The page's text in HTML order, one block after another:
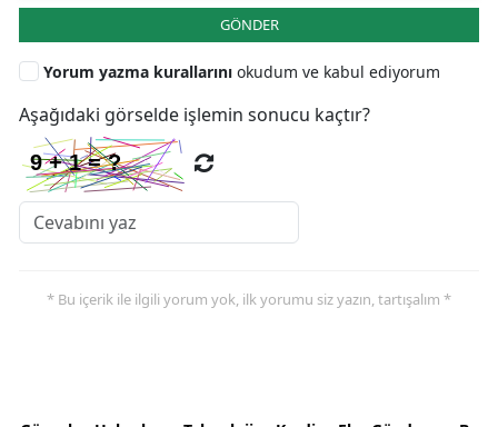
GÖNDER
Yorum yazma kurallarını okudum ve kabul ediyorum
Aşağıdaki görselde işlemin sonucu kaçtır?
* Bu içerik ile ilgili yorum yok, ilk yorumu siz yazın, tartışalım *